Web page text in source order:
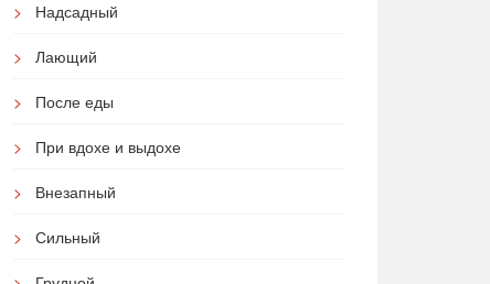
Надсадный
Лающий
После еды
При вдохе и выдохе
Внезапный
Сильный